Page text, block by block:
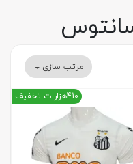
مرتب سازی
410هزار ت تخفیف